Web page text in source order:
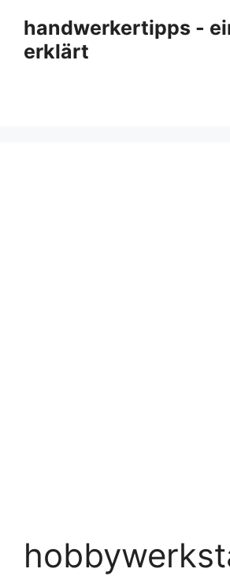
Inhalt
springen
handwerkertipps -
erklärt